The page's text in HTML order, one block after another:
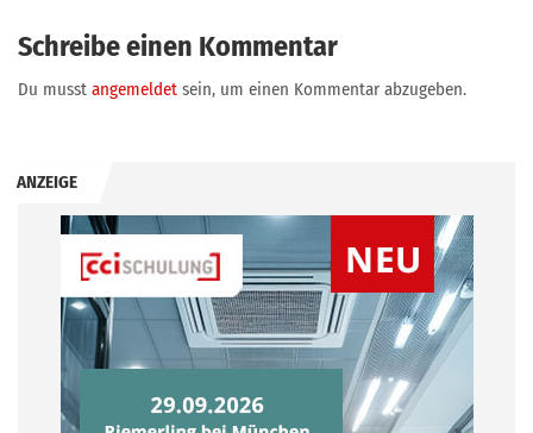
Schreibe einen Kommentar
Du musst angemeldet sein, um einen Kommentar abzugeben.
ANZEIGE